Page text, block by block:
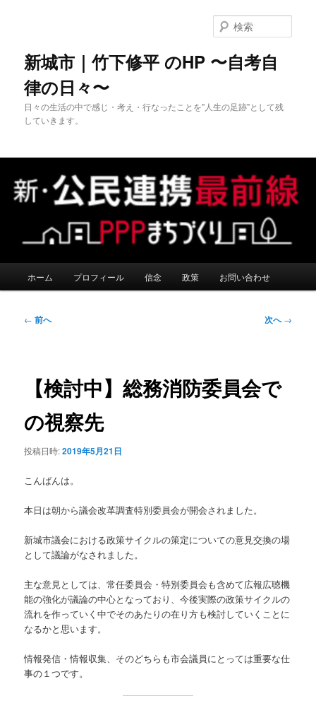
動
新城市｜竹下修平 のHP 〜自考自
律の日々〜
日々の生活の中で感じ・考え・行なったことを"人生の足跡"として残
していきます。
索
ホーム プロフィール 信念 政策 お問い合わせ
投
ョ
← 前へ 次へ→
【検討中】総務消防委員会で
の視察先
投稿日時:2019年5月21日
こんばんは。
本日は朝から議会改革調査特別委員会が開会されました。
新城市議会における政策サイクルの策定についての意見交換の場
として議論がなされました。
主な意見としては、常任委員会・特別委員会も含めて広報広聴機
能の強化が議論の中心となっており、今後実際の政策サイクルの
流れを作っていく中でそのあたりの在り方も検討していくことに
なるかと思います。
情報発信・情報収集、そのどちらも市会議員にとっては重要な仕
事の１つです。